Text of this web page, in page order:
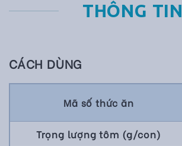
THÔNG TIN
CÁCH DÙNG
Mã số thức ăn
Trọng lượng tôm (g/con)